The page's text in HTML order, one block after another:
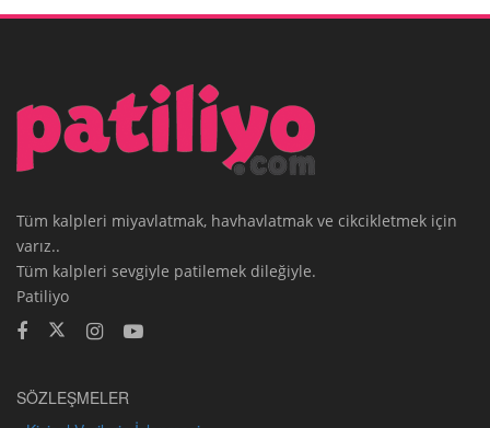
Tüm kalpleri miyavlatmak, havhavlatmak ve cikcikletmek için
varız..
Tüm kalpleri sevgiyle patilemek dileğiyle.
Patiliyo
SÖZLEŞMELER